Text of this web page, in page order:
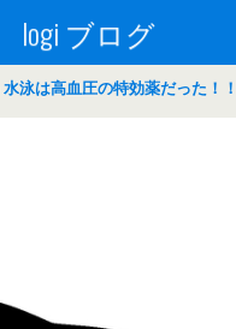
logi ブログ
泳は高血圧の特効薬だった！！